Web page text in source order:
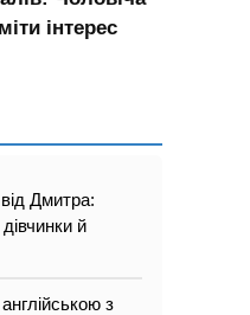
інтерес
Дмитра:
й
з